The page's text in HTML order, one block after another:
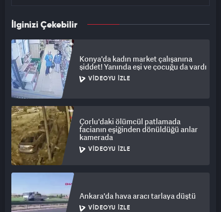
İlginizi Çekebilir
Konya'da kadın market çalışanına
şiddet! Yanında eşi ve çocuğu da vardı
VIDEOYU İZLE
Çorlu'daki ölümcül patlamada
facianın eşiğinden dönüldüğü anlar
kamerada
VIDEOYU İZLE
Ankara'da hava aracı tarlaya düştü
VIDEOYU İZLE